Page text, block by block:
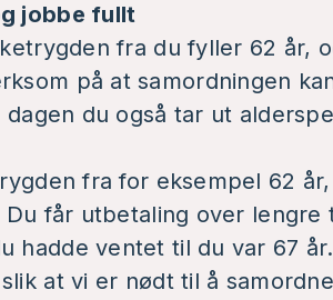
jobbe fullt
fra du fyller 62 år,
på at samordningen
du også tar ut
fra for eksempel 62
får utbetaling over lengre
hadde ventet til du var 67 år.
at vi er nødt til å